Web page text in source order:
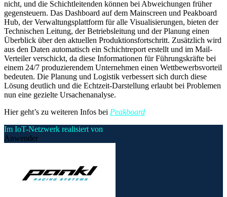
nicht, und die Schichtleitenden können bei Abweichungen früher
gegensteuern. Das Dashboard auf dem Mainscreen und Peakboard
Hub, der Verwaltungsplattform für alle Visualisierungen, bieten der
Technischen Leitung, der Betriebsleitung und der Planung einen
Überblick über den aktuellen Produktionsfortschritt. Zusätzlich wird
aus den Daten automatisch ein Schichtreport erstellt und im Mail-
Verteiler verschickt, da diese Informationen für Führungskräfte bei
einem 24/7 produzierendem Unternehmen einen Wettbewerbsvorteil
bedeuten. Die Planung und Logistik verbessert sich durch diese
Lösung deutlich und die Echtzeit-Darstellung erlaubt bei Problemen
nun eine gezielte Ursachenanalyse.
Hier geht’s zu weiteren Infos bei Peakboard
Im IoT-Netzwerk realisiert von
Anwender